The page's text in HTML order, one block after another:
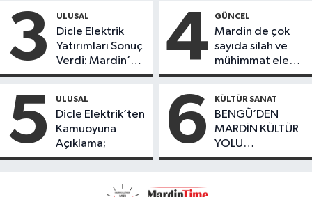
ürünlerini satarak
köydeki
çoçuklara kitap
desteğinde
bulundu
3 ULUSAL
Dicle Elektrik
Yatırımları Sonuç
Verdi: Mardin’de
Kayıp Kaçak
Düşüş
4 GÜNCEL
Mardin de çok
sayıda silah ve
mühimmat ele
geçirildi
5 ULUSAL
Dicle Elektrik’ten
Kamuoyuna
Açıklama;
6 KÜLTÜR SANAT
BENGÜ’DEN
MARDİN KÜLTÜR
YOLU
FESTIVALİ’NDE